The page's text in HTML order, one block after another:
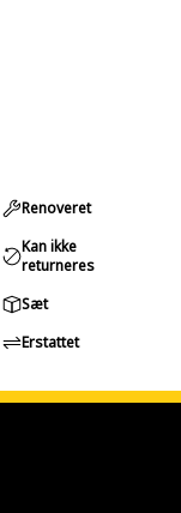
Renoveret
Kan ikke
returneres
Sæt
Erstattet